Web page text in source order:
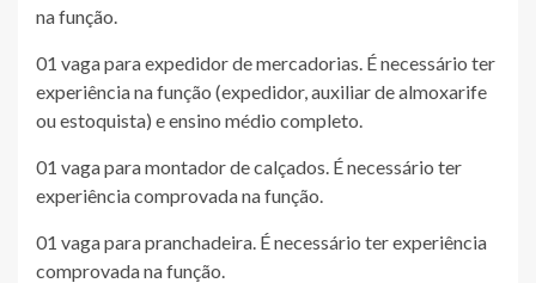
na função.
01 vaga para expedidor de mercadorias. É necessário ter
experiência na função (expedidor, auxiliar de almoxarife
ou estoquista) e ensino médio completo.
01 vaga para montador de calçados. É necessário ter
experiência comprovada na função.
01 vaga para pranchadeira. É necessário ter experiência
comprovada na função.